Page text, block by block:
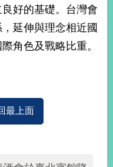
好的基礎。台灣會
延伸與理念相近國
角色及戰略比重。
最上面